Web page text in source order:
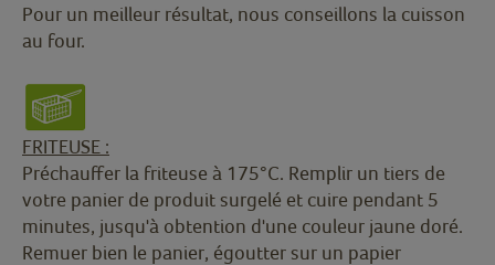
Pour un meilleur résultat, nous conseillons la cuisson
au four.
FRITEUSE :
Préchauffer la friteuse à 175°C. Remplir un tiers de
votre panier de produit surgelé et cuire pendant 5
minutes, jusqu'à obtention d'une couleur jaune doré.
Remuer bien le panier, égoutter sur un papier